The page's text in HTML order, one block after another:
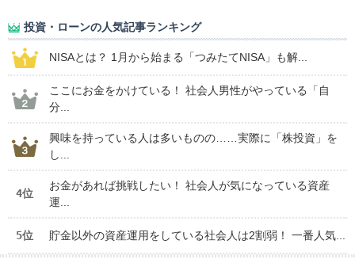
投資・ローンの人気記事ランキング
NISAとは？ 1月から始まる「つみたてNISA」も解...
ここにお金をかけている！ 社会人男性がやっている「自
分...
興味を持っている人は多いものの……実際に「株投資」を
し...
4位
お金があれば挑戦したい！ 社会人が気になっている資産
運...
5位 貯金以外の資産運用をしている社会人は2割弱！ 一番人気...